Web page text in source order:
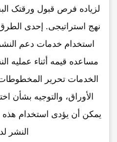
لزیاده فرص قبول ورقتک
نهج استراتیجی. إحدى الطرق
استخدام خدمات دعم
مساعده قیمه أثناء عملیه
الخدمات تحریر
الأوراق، والتوجیه بشأن
یمکن أن یؤدی استخدام هذه
النشر